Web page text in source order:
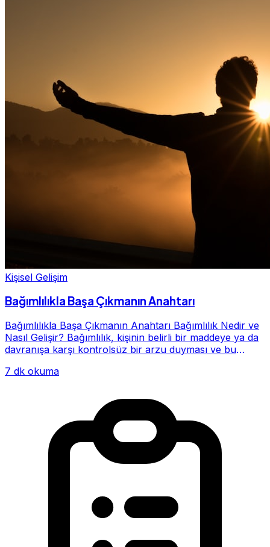
Kişisel Gelişim
Bağımlılıkla Başa Çıkmanın Anahtarı
Bağımlılıkla Başa Çıkmanın Anahtarı Bağımlılık Nedir ve
Nasıl Gelişir? Bağımlılık, kişinin belirli bir maddeye ya da
davranışa karşı kontrolsüz bir arzu duyması ve bu
7 dk okuma